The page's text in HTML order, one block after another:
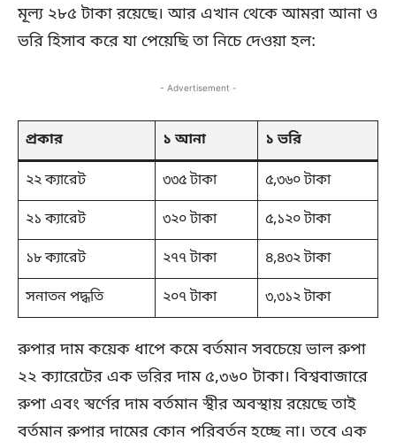
মূল্য ২৮৫ টাকা রয়েছে। আর এখান থেকে আমরা আনা ও
ভরি হিসাব করে যা পেয়েছি তা নিচে দেওয়া হল:
- Advertisement -
প্রকার ১ আনা ১ ভরি
২২ ক্যারেট ৩৩৫ টাকা
৫,৩৬০ টাকা
২১ ক্যারেট
৩২০ টাকা
৫,১২০ টাকা
১৮ ক্যারেট
২৭৭ টাকা
৪,৪৩২ টাকা
সনাতন পদ্ধতি
২০৭ টাকা ৩,৩১২ টাকা
রুপার দাম কয়েক ধাপে কমে বর্তমান সবচেয়ে ভাল রুপা
২২ ক্যারেটের এক ভরির দাম ৫,৩৬০ টাকা। বিশ্ববাজারে
রুপা এবং স্বর্ণের দাম বর্তমান স্থীর অবস্থায় রয়েছে তাই
বর্তমান রুপার দামের কোন পরিবর্তন হচ্ছে না। তবে এক